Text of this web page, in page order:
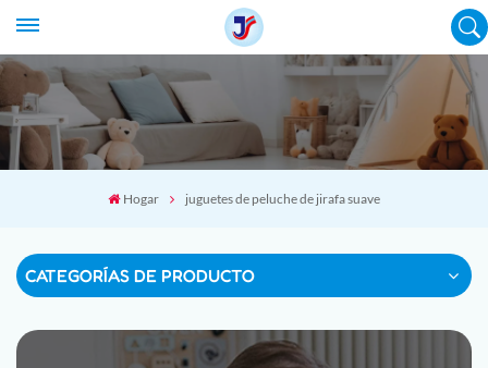
Hogar juguetes de peluche de jirafa suave
CATEGORÍAS DE PRODUCTO